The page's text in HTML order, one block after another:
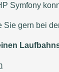
Symfony
Sie gern bei